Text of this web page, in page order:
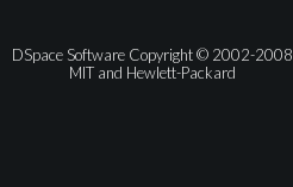
DSpace Software Copyright © 2002-2008
MIT and Hewlett-Packard